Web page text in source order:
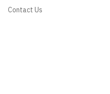
Contact Us